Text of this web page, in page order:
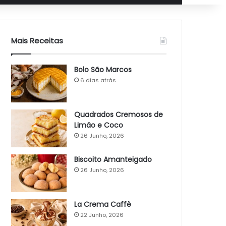
Mais Receitas
Bolo São Marcos
6 dias atrás
Quadrados Cremosos de
Limão e Coco
26 Junho, 2026
Biscoito Amanteigado
26 Junho, 2026
La Crema Caffè
22 Junho, 2026